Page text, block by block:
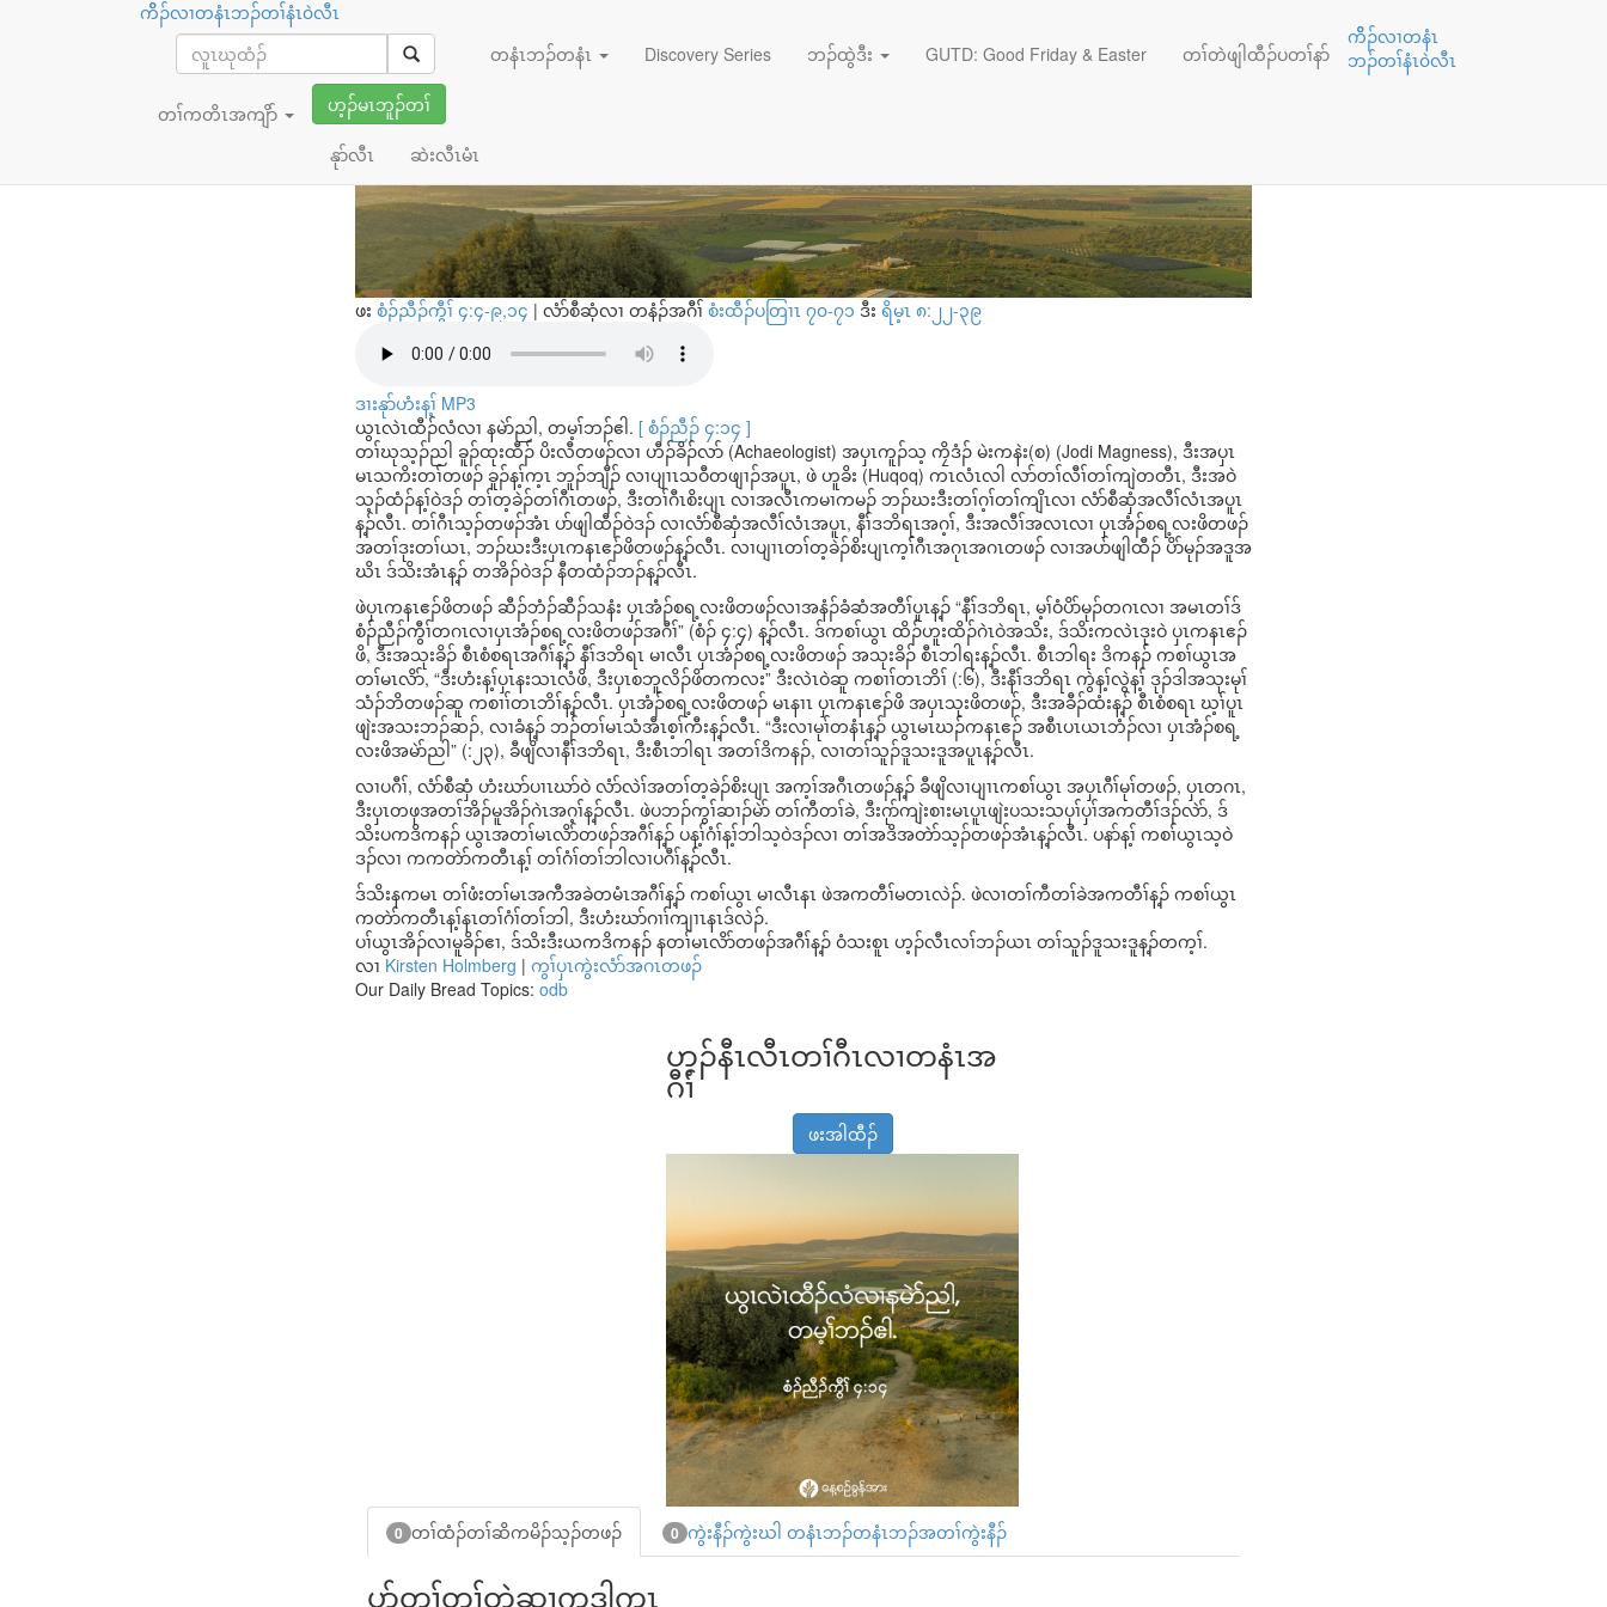
ကိိၣ်လၢတနံၤဘၣ်တၢ်နံၤ၀ဲလီၤ
တနံၤဘၣ်တနံၤ
Discovery Series ဘၣ်ထွဲဒီး GUTD: Good Friday & Easter တၢ်တဲဖျါထီၣ်ပတၢ်နာ်
တၢ်ကတိၤအကျိာ်
ကိိၣ်လၢတနံၤ
ဘၣ်တၢ်နံၤ၀ဲလီၤ
ဟ့ၣ်မၤဘူၣ်တၢ်
နုာ်လီၤ ဆဲးလီၤမံၤ
ယွၤအတၢ်တဲပူ တၢ်အဂ့ၢ်အကျိၤတ
နီ
ဖး စံၣ်ညီၣ်ကွီၢ် ၄:၄-၉,၁၄ | လံာ်စီဆှံလၢ တနံၣ်အဂီၢ် စံးထီၣ်ပတြၢၤ ၇၀-၇၁ ဒီး ရိမ့ၤ ၈:၂၂-၃၉
ဒၢးနုာ်ဟံးန့ၢ် MP3
ယွၤလဲၤထီၣ်လံလၢ နမဲာ်ညါ, တမ့ၢ်ဘၣ်ဧါ. [ စံၣ်ညီၣ် ၄:၁၄ ]
တၢ်ဃုသ့ၣ်ညါ ခူၣ်ထုးထီၣ် ပိးလီတဖၣ်လၢ ဟီၣ်ခိၣ်လာ် (Achaeologist) အပှၤကူၣ်သ့ ကၠိဒံၣ် မဲးကနဲး(စ) (Jodi Magness), ဒီးအပှၤ
မၤသကိးတၢ်တဖၣ် ခူၣ်န့ၢ်က့ၤ ဘူၣ်ဘျီၣ် လၢပျၢၤသဝီတဖျၢၣ်အပူၤ, ဖဲ ဟူခိး (Huqoq) ကၤလံၤလါ လာ်တၢ်လီၢ်တၢ်ကျဲတတီၤ, ဒီးအဝဲ
သ့ၣ်ထံၣ်န့ၢ်ဝဲဒၣ် တၢ်တ့ခဲၣ်တၢ်ဂီၤတဖၣ်, ဒီးတၢ်ဂီၤစိးပျၤ လၢအလီၤကမၢကမၣ် ဘၣ်ဃးဒီးတၢ်ဂ့ၢ်တၢ်ကျိၤလၢ လံာ်စီဆှံအလီၢ်လံၤအပူၤ
န့ၣ်လီၤ. တၢ်ဂီၤသ့ၣ်တဖၣ်အံၤ ပာ်ဖျါထီၣ်ဝဲဒၣ် လၢလံာ်စီဆှံအလီၢ်လံၤအပူၤ, နီၢ်ဒဘိရၤအဂ့ၢ်, ဒီးအလီၢ်အလၤလၢ ပှၤအံၣ်စရ့လးဖိတဖၣ်
အတၢ်ဒုးတၢ်ယၤ, ဘၣ်ဃးဒီးပှၤကနၤဧၣ်ဖိတဖၣ်န့ၣ်လီၤ. လၢပျၢၤတၢ်တ့ခဲၣ်စိးပျၤက့ၢ်ဂီၤအဂုၤအဂၤတဖၣ် လၢအပာ်ဖျါထီၣ် ပိာ်မုၣ်အဒူအ
ဃိၤ ဒ်သိးအံၤန့ၣ် တအိၣ်ဝဲဒၣ် နီတထံၣ်ဘၣ်န့ၣ်လီၤ.
ဖဲပှၤကနၤဧၣ်ဖိတဖၣ် ဆီၣ်ဘံၣ်ဆီၣ်သနံး ပှၤအံၣ်စရ့လးဖိတဖၣ်လၢအနံၣ်ခံဆံအတီၢ်ပူၤန့ၣ် “နီၢ်ဒဘိရၤ, မ့ၢ်ဝံပိာ်မုၣ်တဂၤလၢ အမၤတၢ်ဒ်
စံၣ်ညီၣ်ကွီၢ်တဂၤလၢပှၤအံၣ်စရ့လးဖိတဖၣ်အဂီၢ်” (စံၣ် ၄:၄) န့ၣ်လီၤ. ဒ်ကစၢ်ယွၤ ထိၣ်ဟူးထိၣ်ဂဲၤဝဲအသိး, ဒ်သိးကလဲၤဒုးဝဲ ပှၤကနၤဧၣ်
ဖိ, ဒီးအသုးခိၣ် စီၤစံစရၤအဂီၢ်န့ၣ် နီၢ်ဒဘိရၤ မၢလီၤ ပှၤအံၣ်စရ့လးဖိတဖၣ် အသုးခိၣ် စီၤဘါရးန့ၣ်လီၤ. စီၤဘါရး ဒိကနၣ် ကစၢ်ယွၤအ
တၢ်မၤလိာ်, “ဒီးဟံးန့ၢ်ပှၤနးသၤလံဖိ, ဒီးပှၤစဘူလိၣ်ဖိတကလး” ဒီးလဲၤဝဲဆူ ကစၢၢ်တၤဘိၢ် (:၆), ဒီးနီၢ်ဒဘိရၤ ကွဲန့ၢ်လွဲန့ၢ် ဒုၣ်ဒါအသုးမုၢ်
သံၣ်ဘိတဖၣ်ဆူ ကစၢၢ်တၤဘိၢ်န့ၣ်လီၤ. ပှၤအံၣ်စရ့လးဖိတဖၣ် မၤနၢၤ ပှၤကနၤဧၣ်ဖိ အပှၤသုးဖိတဖၣ်, ဒီးအခီၣ်ထံးန့ၣ် စီၤစံစရၤ ဃ့ၢ်ပူၤ
ဖျဲးအသးဘၣ်ဆၣ်, လၢခံန့ၣ် ဘၣ်တၢ်မၤသံအီၤစ့ၢ်ကီးန့ၣ်လီၤ. “ဒီးလၢမုၢ်တနံၤန့ၣ် ယွၤမၤဃၣ်ကနၤဧၣ် အစီၤပၤယၤဘံၣ်လၢ ပှၤအံၣ်စရ့
လးဖိအမဲာ်ညါ” (:၂၃), ခီဖျိလၢနီၢ်ဒဘိရၤ, ဒီးစီၤဘါရၤ အတၢ်ဒိကနၣ်, လၢတၢ်သူၣ်ဒူသးဒူအပူၤန့ၣ်လီၤ.
လၢပဂီၢ်, လံာ်စီဆှံ ဟံးဃာ်ပၢၤဃာ်ဝဲ လံာ်လဲၢ်အတၢ်တ့ခဲၣ်စိးပျၤ အက့ၢ်အဂီၤတဖၣ်န့ၣ် ခီဖျိလၢပျၢၤကစၢ်ယွၤ အပှၤဂီၢ်မုၢ်တဖၣ်, ပှၤတဂၤ,
ဒီးပှၤတဖုအတၢ်အိၣ်မူအိၣ်ဂဲၤအဂ့ၢ်န့ၣ်လီၤ. ဖဲပဘၣ်ကွၢ်ဆၢၣ်မဲာ် တၢ်ကီတၢ်ခဲ, ဒီးဂုာ်ကျဲးစၢးမၤပူၤဖျဲးပသးသပှၢ်ပှၢ်အကတီၢ်ဒၣ်လဲာ်, ဒ်
သိးပကဒိကနၣ် ယွၤအတၢ်မၤလိာ်တဖၣ်အဂီၢ်န့ၣ် ပန့ၢ်ဂံၢ်န့ၢ်ဘါသ့ဝဲဒၣ်လၢ တၢ်အဒိအတဲာ်သ့ၣ်တဖၣ်အံၤန့ၣ်လီၤ. ပနာ်န့ၢ် ကစၢ်ယွၤသ့ဝဲ
ဒၣ်လၢ ကကတဲာ်ကတီၤန့ၢ် တၢ်ဂံၢ်တၢ်ဘါလၢပဂီၢ်န့ၣ်လီၤ.
ဒ်သိးနကမၤ တၢ်ဖံးတၢ်မၤအကီအခဲတမံၤအဂီၢ်န့ၣ် ကစၢ်ယွၤ မၢလီၤနၤ ဖဲအကတီၢ်မတၤလဲၣ်. ဖဲလၢတၢ်ကီတၢ်ခဲအကတီၢ်န့ၣ် ကစၢ်ယွၤ
ကတဲာ်ကတီၤန့ၢ်နၤတၢ်ဂံၢ်တၢ်ဘါ, ဒီးဟံးဃာ်ဂၢၢ်ကျၢၤနၤဒ်လဲၣ်.
ပၢ်ယွၤအိၣ်လၢမူခိၣ်ဧၢ, ဒ်သိးဒီးယကဒိကနၣ် နတၢ်မၤလိာ်တဖၣ်အဂီၢ်န့ၣ် ဝံသးစူၤ ဟ့ၣ်လီၤလၢ်ဘၣ်ယၤ တၢ်သူၣ်ဒူသးဒူန့ၣ်တက့ၢ်.
လၢ Kirsten Holmberg | ကွၢ်ပှၤကွဲးလံာ်အဂၤတဖၣ်
Our Daily Bread Topics: odb
ဟ့ၣ်နီၤလီၤတၢ်ဂီၤလၢတနံၤအ
ဂီၢ်
ဖးအါထီၣ်
0 တၢ်ထံၣ်တၢ်ဆိကမိၣ်သ့ၣ်တဖၣ် 0 ကွဲးနီၣ်ကွဲးဃါ တနံၤဘၣ်တနံၤဘၣ်အတၢ်ကွဲးနီၣ်
ပာ်တ့ၢ်တၢ်တဲဆၢကဒါက့ၤ